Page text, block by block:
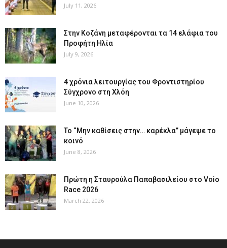
July 11, 2026
Στην Κοζάνη μεταφέρονται τα 14 ελάφια του
Προφήτη Ηλία
July 9, 2026
4 χρόνια λειτουργίας του Φροντιστηρίου
Σύγχρονο στη Χλόη
June 10, 2026
Το “Μην καθίσεις στην… καρέκλα” μάγεψε το
κοινό
June 8, 2026
Πρώτη η Σταυρούλα Παπαβασιλείου στο Voio
Race 2026
March 22, 2026